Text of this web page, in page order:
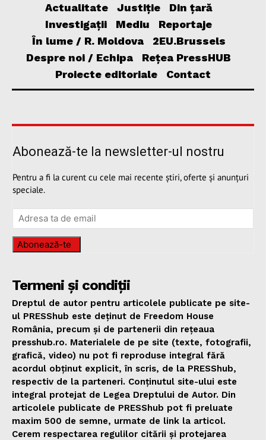
Actualitate Justiție
Din țară
Investigații
Mediu
Reportaje
În lume / R. Moldova
2EU.Brussels
Despre noi / Echipa
Rețea PressHUB
Proiecte editoriale
Contact
Abonează-te la newsletter-ul nostru
Pentru a fi la curent cu cele mai recente știri, oferte și anunțuri
speciale.
Abonează-te
Termeni și condiții
Dreptul de autor pentru articolele publicate pe site-
ul PRESShub este deținut de Freedom House
România, precum și de partenerii din rețeaua
presshub.ro. Materialele de pe site (texte, fotografii,
grafică, video) nu pot fi reproduse integral fără
acordul obținut explicit, în scris, de la PRESShub,
respectiv de la parteneri. Conținutul site-ului este
integral protejat de Legea Dreptului de Autor. Din
articolele publicate de PRESShub pot fi preluate
maxim 500 de semne, urmate de link la articol.
Cerem respectarea regulilor citării și protejarea